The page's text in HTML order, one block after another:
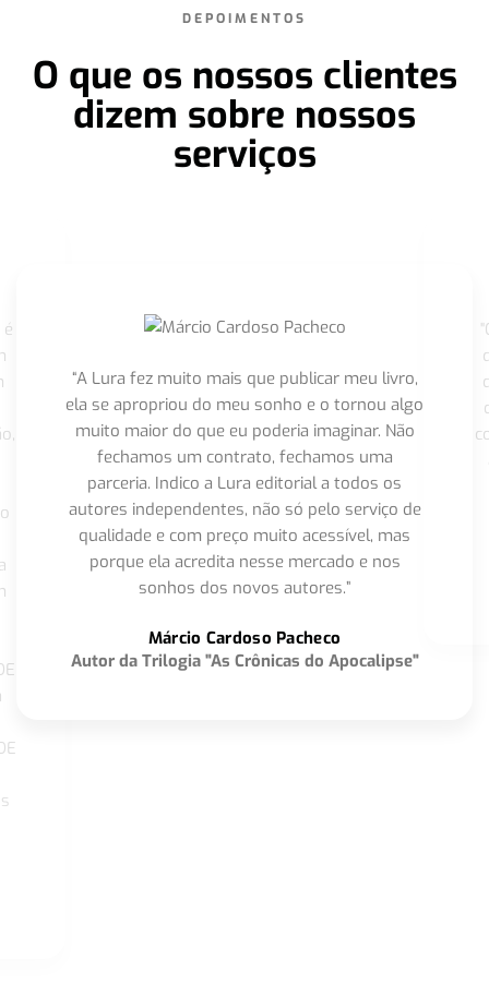
DEPOIMENTOS
O que os nossos clientes
dizem sobre nossos
serviços
“A Lura fez muito mais que publicar meu livro,
ela se apropriou do meu sonho e o tornou algo
muito maior do que eu poderia imaginar. Não
fechamos um contrato, fechamos uma
parceria. Indico a Lura editorial a todos os
autores independentes, não só pelo serviço de
qualidade e com preço muito acessível, mas
porque ela acredita nesse mercado e nos
sonhos dos novos autores.”
Márcio Cardoso Pacheco
Autor da Trilogia "As Crônicas do Apocalipse"